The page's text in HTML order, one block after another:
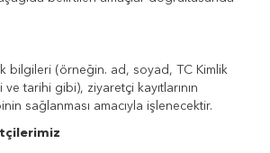
bilgileri (örneğin. ad, soyad, TC Kimlik
tarihi gibi), ziyaretçi kayıtlarının
sağlanması amacıyla işlenecektir.